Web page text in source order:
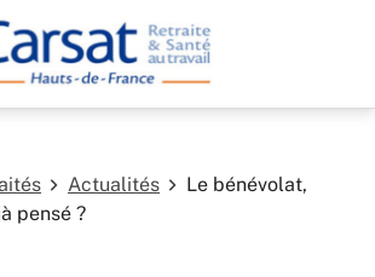
Actualités
Le bénévolat,
pensé ?